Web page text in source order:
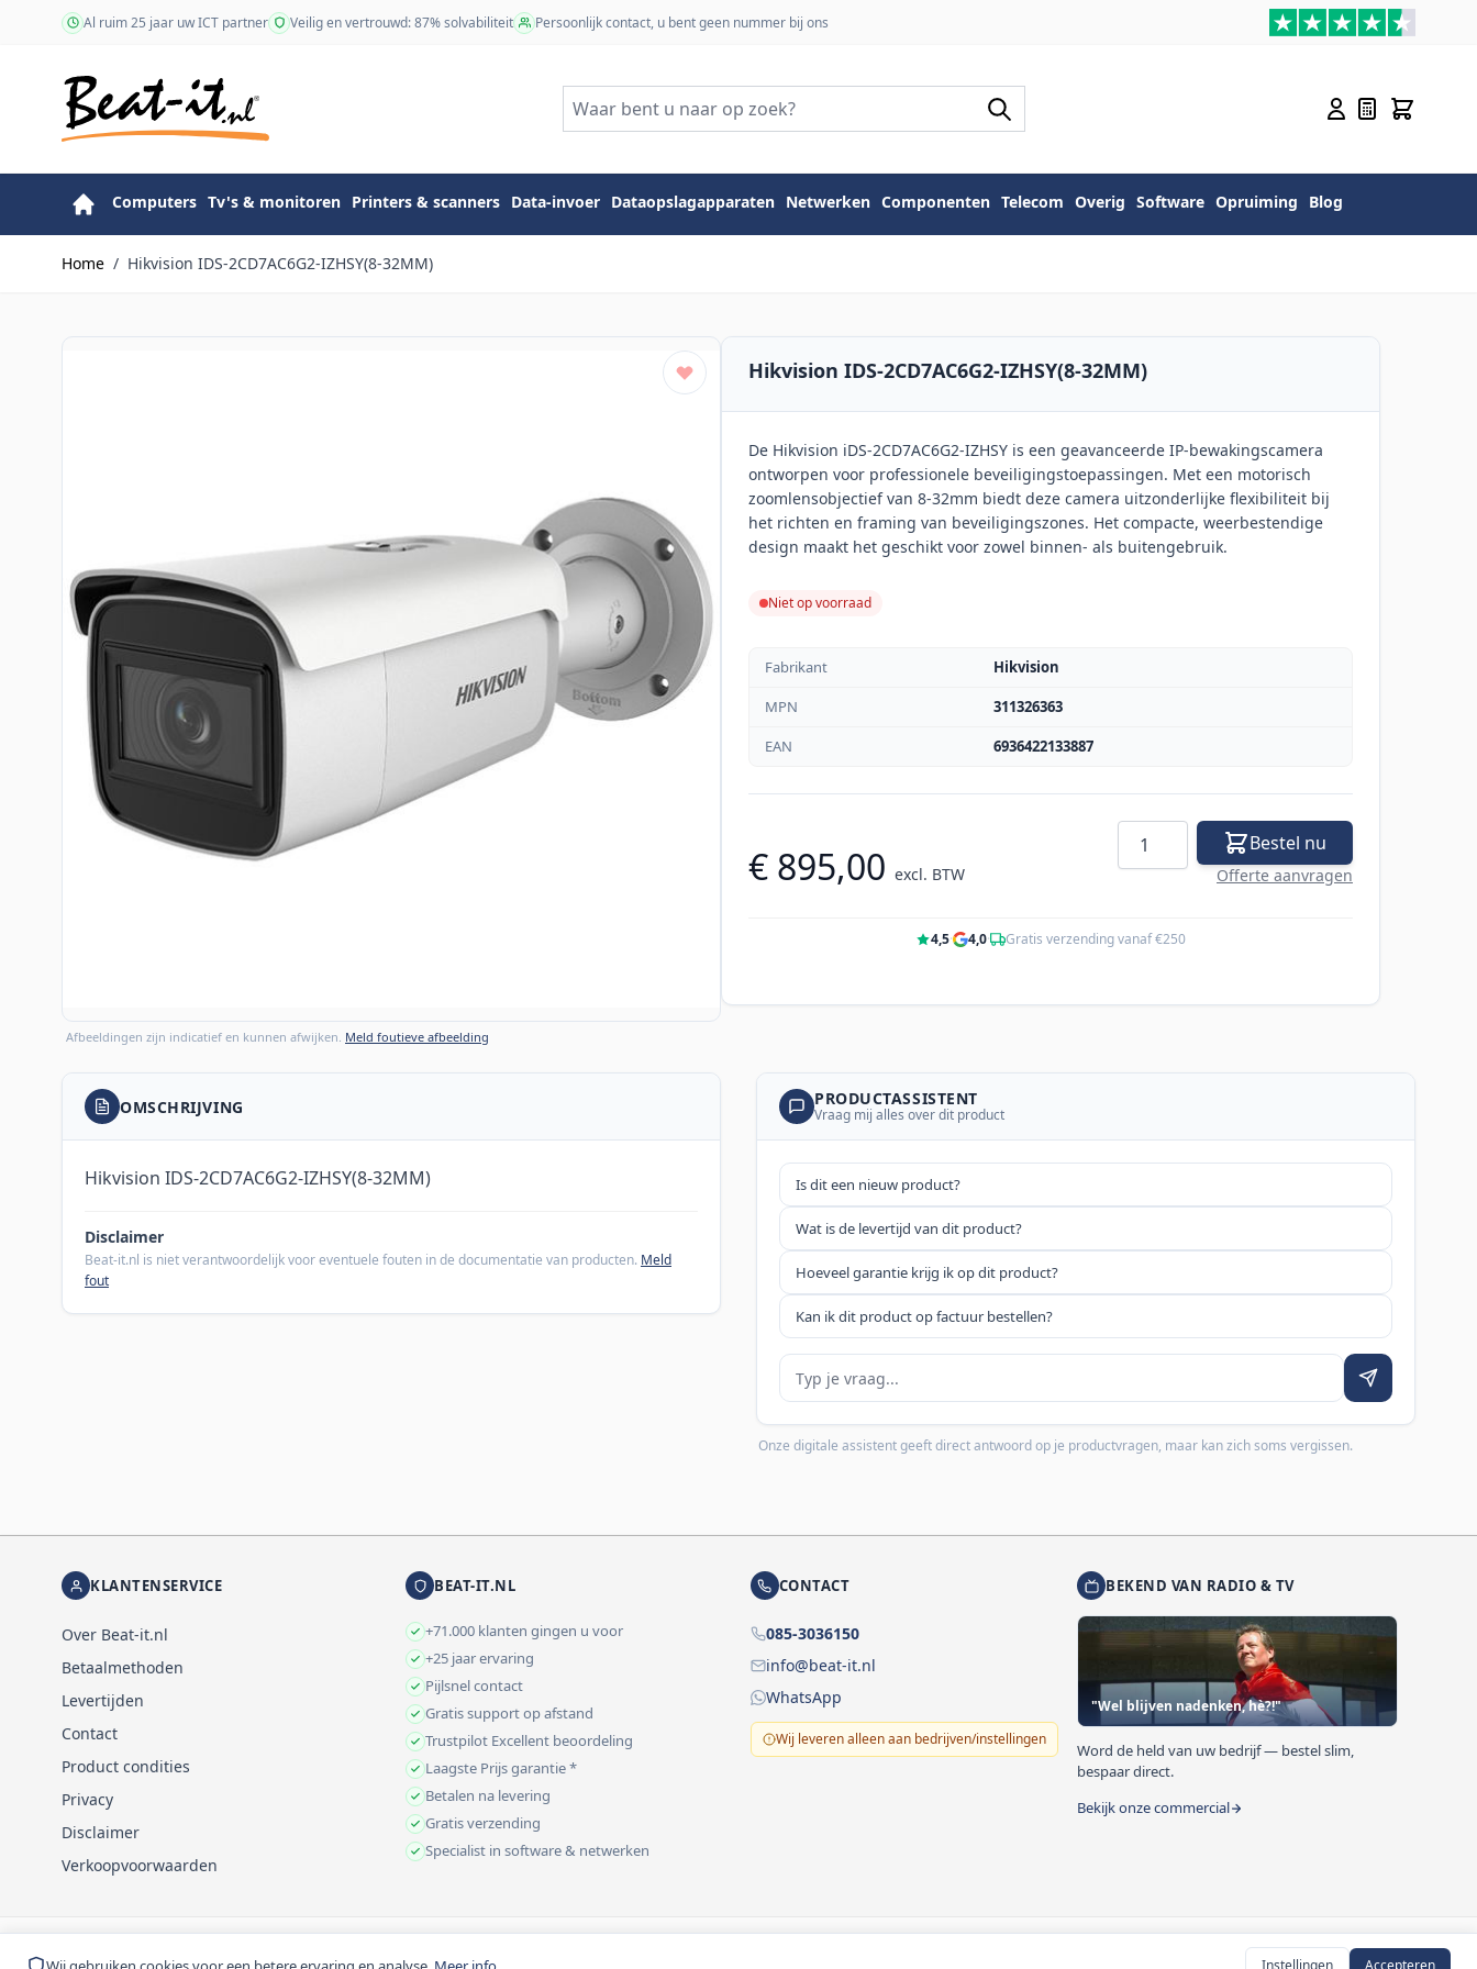
Instellingen Accepteren
Ga naar de inhoudAl ruim 25 jaar uw ICT partner Veilig en vertrouwd: 87% solvabiliteit Persoonlijk contact, u bent geen nummer bij ons
Computers Tv's & monitoren Printers & scanners Data-invoer Dataopslagapparaten Netwerken Componenten Telecom Overig Software Opruiming Blog
Home / Hikvision IDS-2CD7AC6G2-IZHSY(8-32MM)
Afbeeldingen zijn indicatief en kunnen afwijken. Meld foutieve afbeelding
Hikvision IDS-2CD7AC6G2-IZHSY(8-32MM)
De Hikvision iDS-2CD7AC6G2-IZHSY is een geavanceerde IP-bewakingscamera
ontworpen voor professionele beveiligingstoepassingen. Met een motorisch
zoomlensobjectief van 8-32mm biedt deze camera uitzonderlijke flexibiliteit bij
het richten en framing van beveiligingszones. Het compacte, weerbestendige
design maakt het geschikt voor zowel binnen- als buitengebruik.
Niet op voorraad
Fabrikant
Hikvision
MPN
311326363
EAN
6936422133887
€ 895,00 excl. BTW
Aantal Bestel nu
Offerte aanvragen
4,5· 4,0· Gratis verzending vanaf €250
OMSCHRIJVING
Hikvision IDS-2CD7AC6G2-IZHSY(8-32MM)
Disclaimer
Beat-it.nl is niet verantwoordelijk voor eventuele fouten in de documentatie van producten. Meld
fout
PRODUCTASSISTENT
Vraag mij alles over dit product
Is dit een nieuw product?
Wat is de levertijd van dit product?
Hoeveel garantie krijg ik op dit product?
Kan ik dit product op factuur bestellen?
Je vraag
Onze digitale assistent geeft direct antwoord op je productvragen, maar kan zich soms vergissen.
KLANTENSERVICE
Over Beat-it.nl
Betaalmethoden
Levertijden
Contact
Product condities
Privacy
Disclaimer
Verkoopvoorwaarden
BEAT-IT.NL
+71.000 klanten gingen u voor
+25 jaar ervaring
Pijlsnel contact
Gratis support op afstand
Trustpilot Excellent beoordeling
Laagste Prijs garantie *
Betalen na levering
Gratis verzending
Specialist in software & netwerken
CONTACT
085-3036150
info@beat-it.nl
WhatsApp
Wij leveren alleen aan bedrijven/instellingen
BEKEND VAN RADIO & TV
"Wel blijven nadenken, hè?!"
Word de held van uw bedrijf — bestel slim,
bespaar direct.
Bekijk onze commercial
© 1999-2026 Beat-it.nl. Vermelde prijzen zijn excl. BTW tenzij anders vermeld.